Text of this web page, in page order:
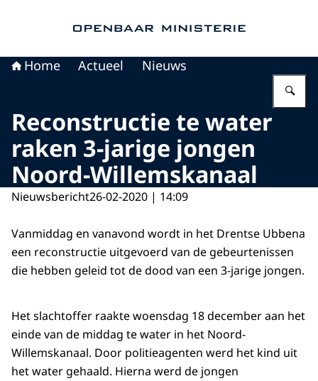
Home Actueel Nieuws
Reconstructie te water
raken 3-jarige jongen
Noord-Willemskanaal
Nieuwsbericht26-02-2020 | 14:09
Vanmiddag en vanavond wordt in het Drentse Ubbena
een reconstructie uitgevoerd van de gebeurtenissen
die hebben geleid tot de dood van een 3-jarige jongen.
Het slachtoffer raakte woensdag 18 december aan het
einde van de middag te water in het Noord-
Willemskanaal. Door politieagenten werd het kind uit
het water gehaald. Hierna werd de jongen